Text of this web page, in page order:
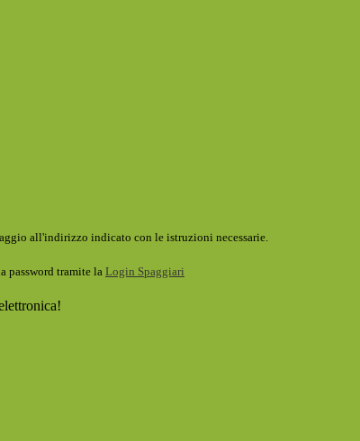
all'indirizzo indicato con le istruzioni necessarie.
password tramite la Login Spaggiari